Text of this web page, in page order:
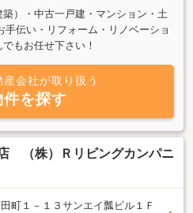
）・中古一戸建・マンション・土
伝い・リフォーム・リノベーショ
もお任せ下さい！
産会社が取り扱う
を探す
（株）Ｒリビングカンパニ
町１－１３サンエイ瓢ビル１Ｆ